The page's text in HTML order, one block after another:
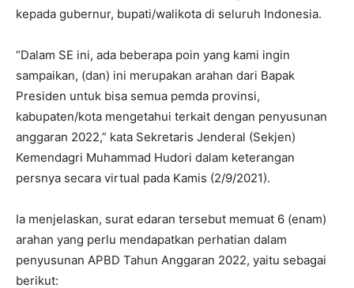
kepada gubernur, bupati/walikota di seluruh Indonesia.
“Dalam SE ini, ada beberapa poin yang kami ingin
sampaikan, (dan) ini merupakan arahan dari Bapak
Presiden untuk bisa semua pemda provinsi,
kabupaten/kota mengetahui terkait dengan penyusunan
anggaran 2022,” kata Sekretaris Jenderal (Sekjen)
Kemendagri Muhammad Hudori dalam keterangan
persnya secara virtual pada Kamis (2/9/2021).
Ia menjelaskan, surat edaran tersebut memuat 6 (enam)
arahan yang perlu mendapatkan perhatian dalam
penyusunan APBD Tahun Anggaran 2022, yaitu sebagai
berikut: